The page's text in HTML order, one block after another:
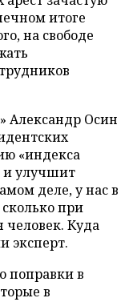
итоге
на свободе
Александр Осин
«индекса
и улучшит
деле, у нас в
при
человек. Куда
эксперт.
поправки в
в